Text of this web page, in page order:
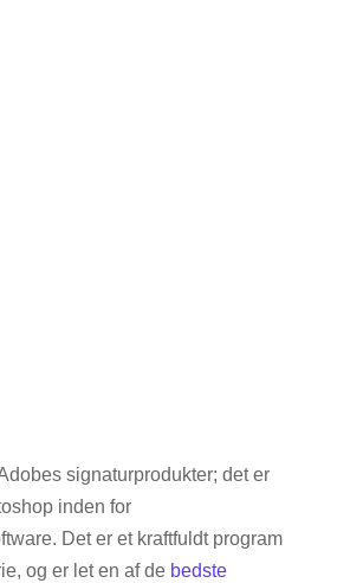
signaturprodukter; det er
inden for
Det er et kraftfuldt program
og er let en af ​​de bedste